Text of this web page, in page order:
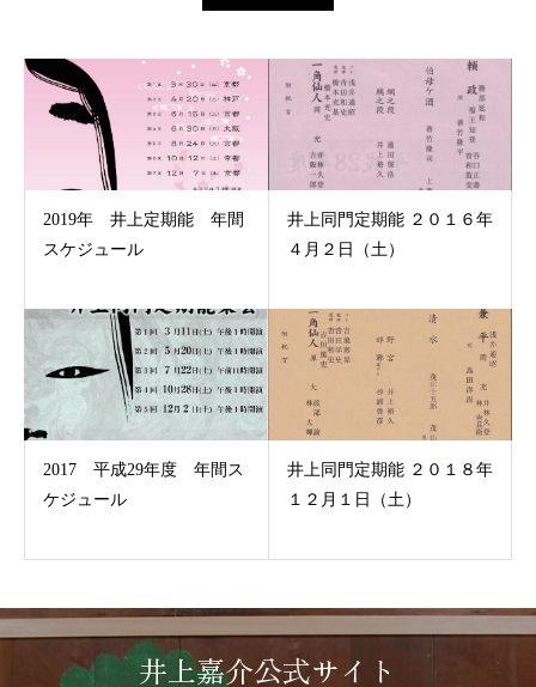
2019年 井上定期能 年間
スケジュール
井上同門定期能 ２０１６年
４月２日（土）
2017 平成29年度 年間ス
ケジュール
井上同門定期能 ２０１８年
１２月１日（土）
井上嘉介公式サイト